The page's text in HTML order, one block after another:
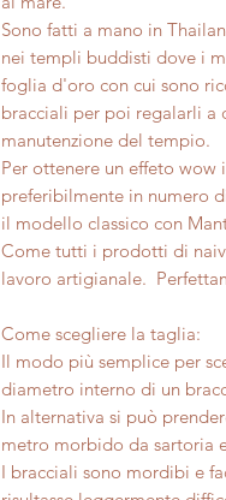
Sono fatti a mano in
nei templi buddisti dove i
foglia d'oro con cui sono
bracciali per poi regalarli a
manutenzione del tempio.
Per ottenere un effeto wow
preferibilmente in numero
il modello classico con
Come tutti i prodotti di
lavoro artigianale.
Come scegliere la taglia:
Il modo più semplice per
diametro interno di un
In alternativa si può
metro morbido da sartoria
I bracciali sono mordibi e